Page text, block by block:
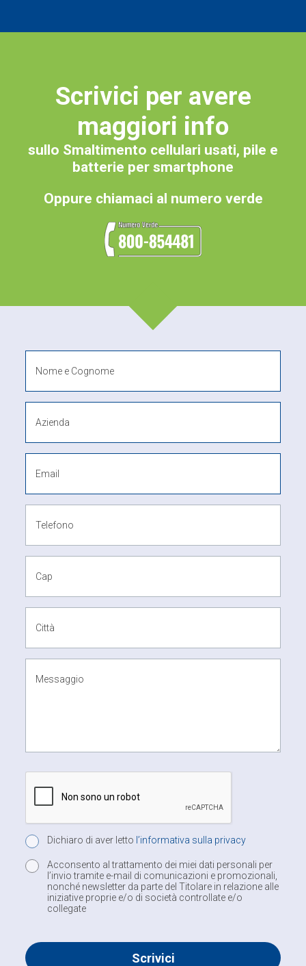
Scrivici per avere
maggiori info
sullo Smaltimento cellulari usati, pile e
batterie per smartphone
Oppure chiamaci al numero verde
Nome e Cognome
Azienda
Email
Telefono
Cap
Città
Messaggio
Dichiaro di aver letto l’informativa sulla privacy
Acconsento al trattamento dei miei dati personali per
l’invio tramite e-mail di comunicazioni e promozionali,
nonché newsletter da parte del Titolare in relazione alle
iniziative proprie e/o di società controllate e/o
collegate
Scrivici